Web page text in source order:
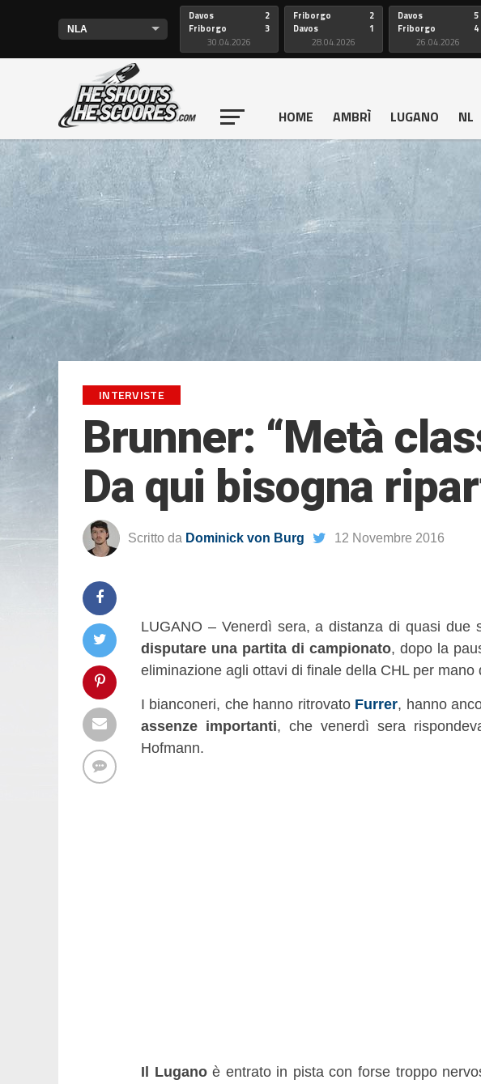
Davos
Friborgo
2
3
30.04.2026
Friborgo
Davos
2
1
28.04.2026
Davos
Friborgo
5
4
26.04.2026
HOME AMBRÌ LUGANO NL
INTERVISTE
Brunner: “Metà
Da qui bisogna
Scritto da Dominick von Burg 12 Novembre 2016
LUGANO – Venerdì sera, a distanza di quasi due
disputare una partita di campionato, dopo la
eliminazione agli ottavi di finale della CHL per mano
I bianconeri, che hanno ritrovato Furrer, hanno
assenze importanti, che venerdì sera
Hofmann.
Il Luganoè entrato in pista con forse troppo